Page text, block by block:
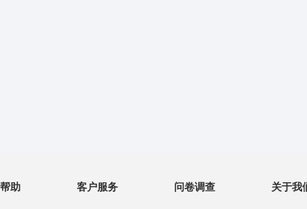
帮助 客户服务 问卷调查 关于我